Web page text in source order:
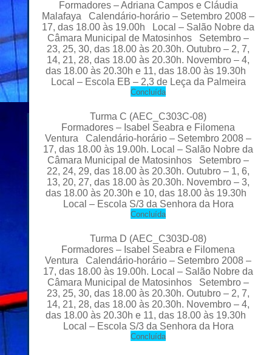
Formadores – Adriana Campos e Cláudia
Malafaya Calendário-horário – Setembro 2008 –
17, das 18.00 às 19.00h Local – Salão Nobre da
Câmara Municipal de Matosinhos Setembro –
23, 25, 30, das 18.00 às 20.30h. Outubro – 2, 7,
14, 21, 28, das 18.00 às 20.30h. Novembro – 4,
das 18.00 às 20.30h e 11, das 18.00 às 19.30h
Local – Escola EB – 2,3 de Leça da Palmeira
Concluída
Turma C (AEC_C303C-08)
Formadores – Isabel Seabra e Filomena
Ventura Calendário-horário – Setembro 2008 –
17, das 18.00 às 19.00h. Local – Salão Nobre da
Câmara Municipal de Matosinhos Setembro –
22, 24, 29, das 18.00 às 20.30h. Outubro – 1, 6,
13, 20, 27, das 18.00 às 20.30h. Novembro – 3,
das 18.00 às 20.30h e 10, das 18.00 às 19.30h
Local – Escola S/3 da Senhora da Hora
Concluída
Turma D (AEC_C303D-08)
Formadores – Isabel Seabra e Filomena
Ventura Calendário-horário – Setembro 2008 –
17, das 18.00 às 19.00h. Local – Salão Nobre da
Câmara Municipal de Matosinhos Setembro –
23, 25, 30, das 18.00 às 20.30h. Outubro – 2, 7,
14, 21, 28, das 18.00 às 20.30h. Novembro – 4,
das 18.00 às 20.30h e 11, das 18.00 às 19.30h
Local – Escola S/3 da Senhora da Hora
Concluída